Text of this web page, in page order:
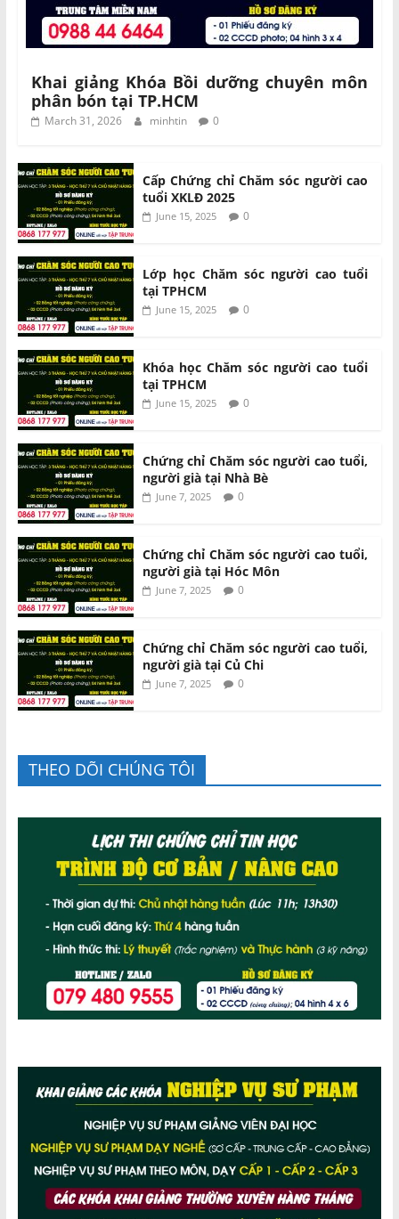
Khai giảng Khóa Bồi dưỡng chuyên môn
phân bón tại TP.HCM
March 31, 2026 minhtin 0
Cấp Chứng chỉ Chăm sóc người cao
tuổi XKLĐ 2025
June 15, 2025 0
Lớp học Chăm sóc người cao tuổi
tại TPHCM
June 15, 2025 0
Khóa học Chăm sóc người cao tuổi
tại TPHCM
June 15, 2025 0
Chứng chỉ Chăm sóc người cao tuổi,
người già tại Nhà Bè
June 7, 2025 0
Chứng chỉ Chăm sóc người cao tuổi,
người già tại Hóc Môn
June 7, 2025 0
Chứng chỉ Chăm sóc người cao tuổi,
người già tại Củ Chi
June 7, 2025 0
THEO DÕI CHÚNG TÔI